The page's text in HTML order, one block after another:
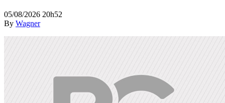
05/08/2026 20h52
By Wagner